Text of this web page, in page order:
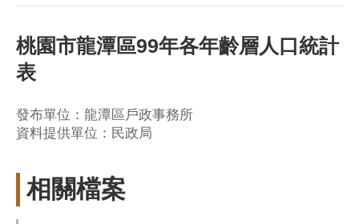
桃園市龍潭區99年各年齡層人口統計
表
發布單位：龍潭區戶政事務所
資料提供單位：民政局
相關檔案